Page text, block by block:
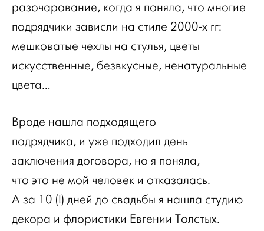
разочарование, когда я поняла, что многие
подрядчики зависли на стиле 2000-х гг:
мешковатые чехлы на стулья, цветы
искусственные, безвкусные, ненатуральные
цвета…
Вроде нашла подходящего
подрядчика, и уже подходил день
заключения договора, но я поняла,
что это не мой человек и отказалась.
А за 10 (!) дней до свадьбы я нашла студию
декора и флористики Евгении Толстых.